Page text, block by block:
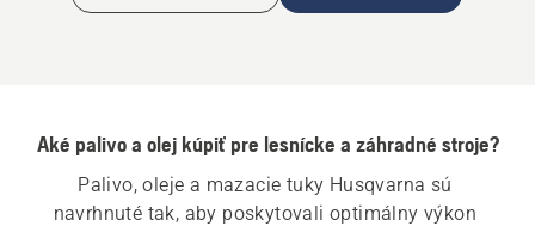
Aké palivo a olej kúpiť pre lesnícke a záhradné stroje?
Palivo, oleje a mazacie tuky Husqvarna sú
navrhnuté tak, aby poskytovali optimálny výkon